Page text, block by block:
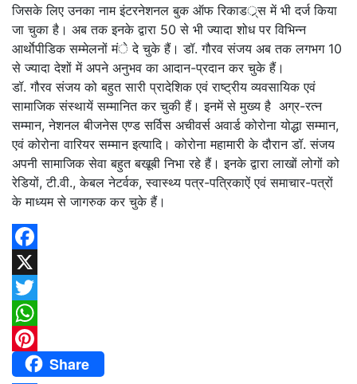
जिसके लिए उनका नाम इंटरनेशनल बुक ऑफ रिकाडर््स में भी दर्ज किया
जा चुका है। अब तक इनके द्वारा 50 से भी ज्यादा शोध पर विभिन्न
आर्थाेपीडिक सम्मेलनों मंे दे चुके हैं। डॉ. गौरव संजय अब तक लगभग 10
से ज्यादा देशों में अपने अनुभव का आदान-प्रदान कर चुके हैं।
डॉ. गौरव संजय को बहुत सारी प्रादेशिक एवं राष्ट्रीय व्यवसायिक एवं
सामाजिक संस्थायें सम्मानित कर चुकी हैं। इनमें से मुख्य है अग्र-रत्न
सम्मान, नेशनल बीजनेस एण्ड सर्विस अचीवर्स अवार्ड कोरोना योद्धा सम्मान,
एवं कोरोना वारियर सम्मान इत्यादि। कोरोना महामारी के दौरान डॉ. संजय
अपनी सामाजिक सेवा बहुत बखूबी निभा रहे हैं। इनके द्वारा लाखों लोगों को
रेडियों, टी.वी., केबल नेटर्वक, स्वास्थ्य पत्र-पत्रिकाऐं एवं समाचार-पत्रों
के माध्यम से जागरुक कर चुके हैं।
Facebook
X
Twitter
WhatsApp
PinterestShare